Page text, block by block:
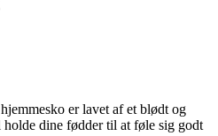
er lavet af et blødt og
dine fødder til at føle sig godt